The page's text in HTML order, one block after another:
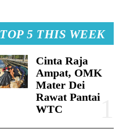
TOP 5 THIS WEEK
Cinta Raja
Ampat, OMK
Mater Dei
Rawat Pantai
WTC